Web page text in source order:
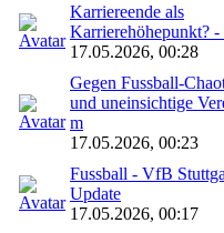
Karriereende als
Karrierehöhepunkt? -
17.05.2026, 00:28
Gegen Fussball-
und uneinsichtige
m
17.05.2026, 00:23
Fussball - VfB
Update
17.05.2026, 00:17